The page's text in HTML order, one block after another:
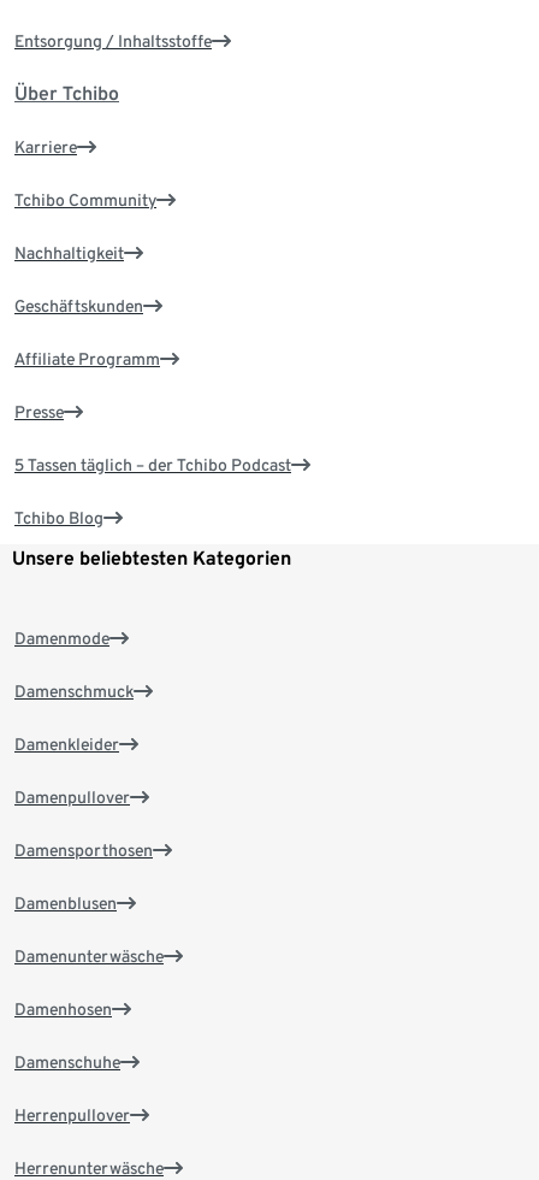
Entsorgung / Inhaltsstoffe
Über Tchibo
Karriere
Tchibo Community
Nachhaltigkeit
Geschäftskunden
Affiliate Programm
Presse
5 Tassen täglich – der Tchibo Podcast
Tchibo Blog
Unsere beliebtesten Kategorien
Damenmode
Damenschmuck
Damenkleider
Damenpullover
Damensporthosen
Damenblusen
Damenunterwäsche
Damenhosen
Damenschuhe
Herrenpullover
Herrenunterwäsche